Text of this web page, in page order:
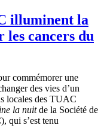
illuminent la
cancers du
commémorer une
des vies d’un
locales des TUAC
la nuitde la Société de
qui s’est tenu